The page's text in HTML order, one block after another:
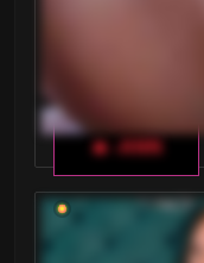
🔥 -ANN